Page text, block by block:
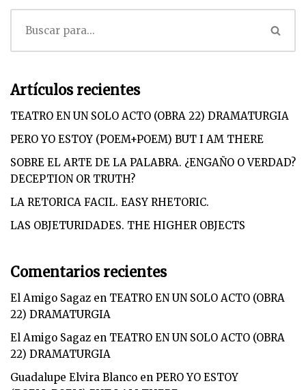
Artículos recientes
TEATRO EN UN SOLO ACTO (OBRA 22) DRAMATURGIA
PERO YO ESTOY (POEM+POEM) BUT I AM THERE
SOBRE EL ARTE DE LA PALABRA. ¿ENGAÑO O VERDAD?
DECEPTION OR TRUTH?
LA RETORICA FACIL. EASY RHETORIC.
LAS OBJETURIDADES. THE HIGHER OBJECTS
Comentarios recientes
El Amigo Sagaz en TEATRO EN UN SOLO ACTO (OBRA
22) DRAMATURGIA
El Amigo Sagaz en TEATRO EN UN SOLO ACTO (OBRA
22) DRAMATURGIA
Guadalupe Elvira Blanco en PERO YO ESTOY